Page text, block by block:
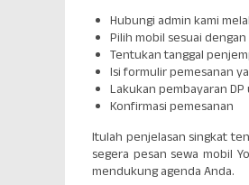
Hubungi admin kami
Pilih mobil sesuai
Tentukan tanggal
Isi formulir pemesanan
Lakukan pembayaran
Konfirmasi pemesanan
Itulah penjelasan singkat
segera pesan sewa mobil
mendukung agenda Anda.